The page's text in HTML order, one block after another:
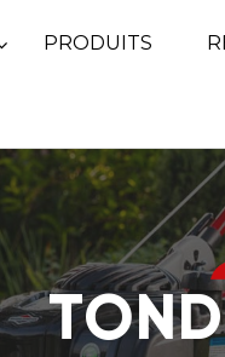
PRODUITS